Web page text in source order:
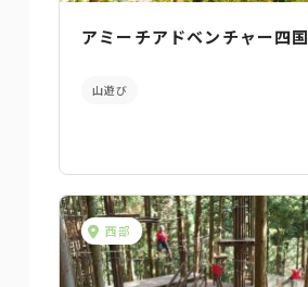
アミーチアドベンチャー四国
山遊び
西部